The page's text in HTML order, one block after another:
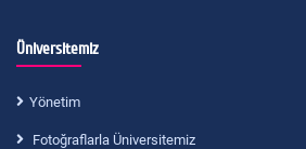
Üniversitemiz
Yönetim
Fotoğraflarla Üniversitemiz